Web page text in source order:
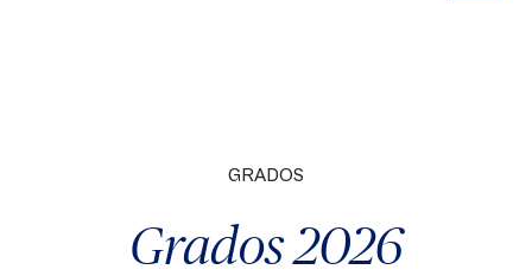
GRADOS
Grados 2026